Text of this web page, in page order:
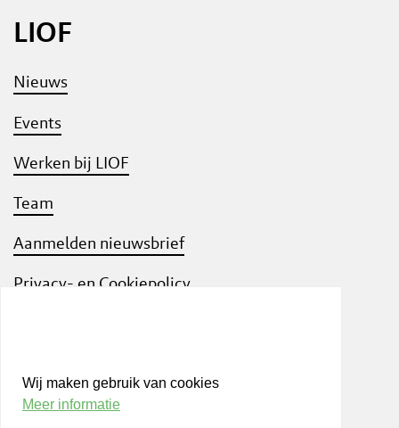
Wij maken gebruik van cookies
Meer informatie
LIOF
Nieuws
Events
Werken bij LIOF
Team
Aanmelden nieuwsbrief
Privacy- en Cookiepolicy